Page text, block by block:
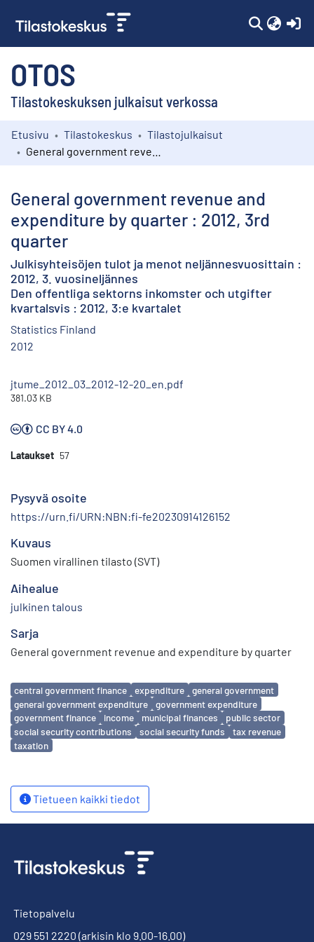
OTOS
Tilastokeskuksen julkaisut verkossa
Kokoelmat
Etusivu Tilastokeskus
Tilastojulkaisut
General government revenue and
expenditure by quarter : 2012, 3rd
quarter
Julkisyhteisöjen tulot ja menot neljännesvuosittain :
2012, 3. vuosineljännes
Den offentliga sektorns inkomster och utgifter
kvartalsvis : 2012, 3:e kvartalet
Statistics Finland
2012
jtume_2012_03_2012-12-20_en.pdf
381.03 KB
CC BY 4.0
Lataukset 57
Pysyvä osoite
https://urn.fi/URN:NBN:fi-fe20230914126152
Kuvaus
Suomen virallinen tilasto (SVT)
Aihealue
julkinen talous
Sarja
General government revenue and expenditure by quarter
Avainsanat
central government finance expenditure
general government
general government expenditure
government expenditure
government finance
income municipal finances
public sector
social security contributions
social security funds
tax revenue
taxation
Tietueen kaikki tiedot
Tietopalvelu
029 551 2220 (arkisin klo 9.00-16.00)